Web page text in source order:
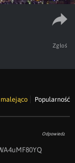
Zgłoś
Popularność
Odpowiedz